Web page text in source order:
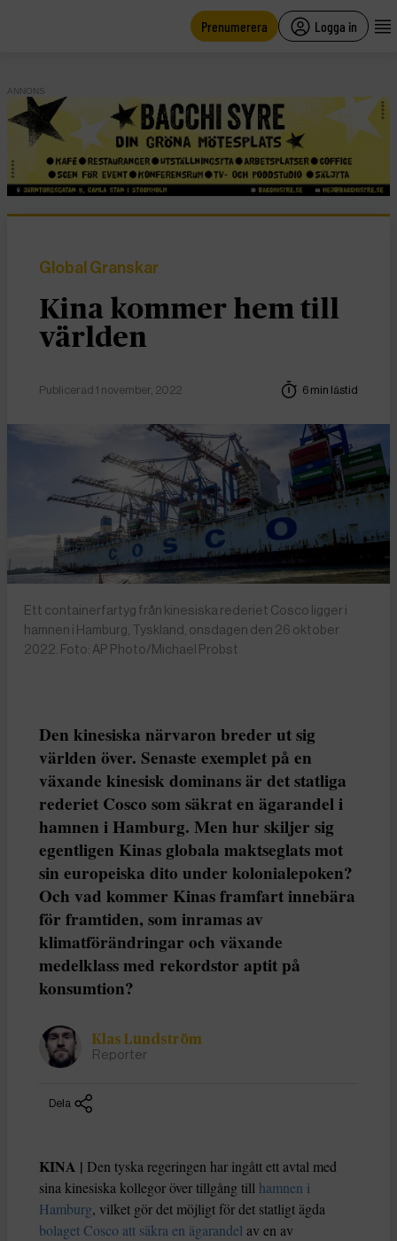
Prenumerera Logga in
ANNONS
Global Granskar
Kina kommer hem till
världen
Publicerad 1 november, 2022 6 min lästid
Ett containerfartyg från kinesiska rederiet Cosco ligger i
hamnen i Hamburg, Tyskland, onsdagen den 26 oktober
2022. Foto: AP Photo/Michael Probst
Den kinesiska närvaron breder ut sig
världen över. Senaste exemplet på en
växande kinesisk dominans är det statliga
rederiet Cosco som säkrat en ägarandel i
hamnen i Hamburg. Men hur skiljer sig
egentligen Kinas globala maktseglats mot
sin europeiska dito under kolonialepoken?
Och vad kommer Kinas framfart innebära
för framtiden, som inramas av
klimatförändringar och växande
medelklass med rekordstor aptit på
konsumtion?
Klas Lundström
Reporter
Dela
KINA | Den tyska regeringen har ingått ett avtal med
sina kinesiska kollegor över tillgång till hamnen i
Hamburg, vilket gör det möjligt för det statligt ägda
bolaget Cosco att säkra en ägarandel av en av